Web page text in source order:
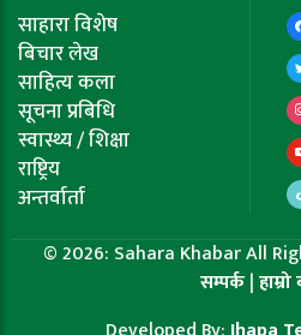
साहारा विशेष
बिचार लेख
साहित्य कला
सूचना प्रबिधि
स्वास्थ्य / शिक्षा
राष्ट्रिय
अन्तर्वार्ता
© 2026: Sahara Khabar All
सम्पर्क|